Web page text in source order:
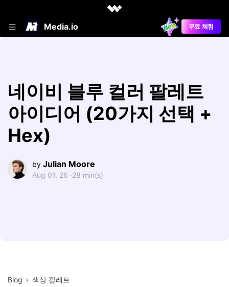
Media.io 무료 체험
네이비 블루 컬러 팔레트
아이디어 (20가지 선택 +
Hex)
by Julian Moore
Aug 01, 26 ·28 min(s)
Blog
색상 팔레트